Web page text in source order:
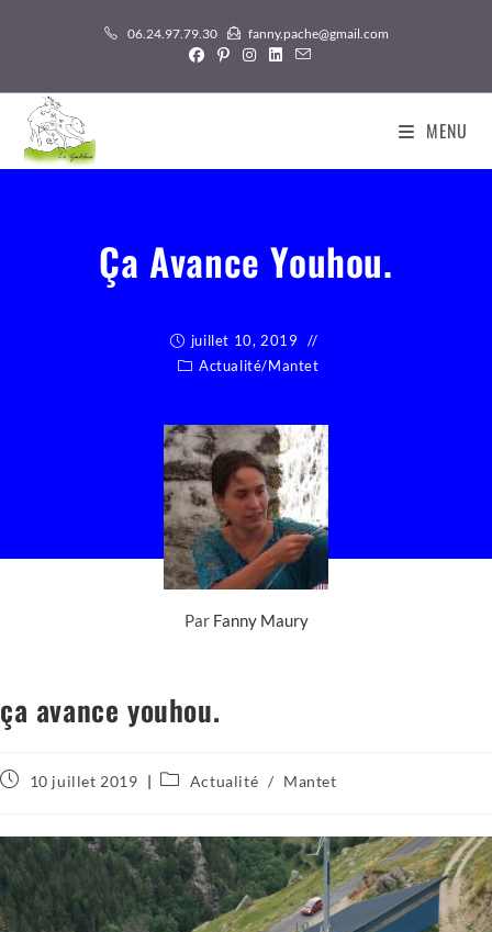
06.24.97.79.30 fanny.pache@gmail.com
MENU
Ça Avance Youhou.
juillet 10, 2019
Actualité/Mantet
Par Fanny Maury
ça avance youhou.
Publication
10 juillet 2019
PostActualité / Mantet